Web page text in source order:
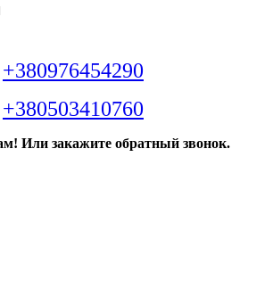
+380976454290
+380503410760
Или закажите обратный звонок.